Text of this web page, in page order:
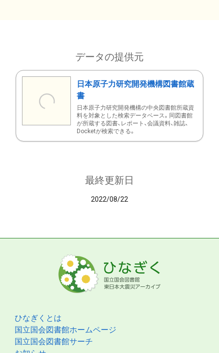
データの提供元
日本原子力研究開発機構図書館蔵
書
日本原子力研究開発機構の中央図書館所蔵資
料を対象とした検索データベース。同図書館
が所蔵する図書、レポート、会議資料、雑誌、
Docketが検索できる。
最終更新日
2022/08/22
ひなぎくとは
国立国会図書館ホームページ
国立国会図書館サーチ